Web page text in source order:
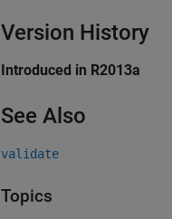
Version History
Introduced in R2013a
See Also
validate
Topics